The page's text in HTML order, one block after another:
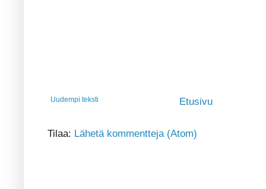
Uudempi teksti Etusivu
Tilaa: Lähetä kommentteja (Atom)